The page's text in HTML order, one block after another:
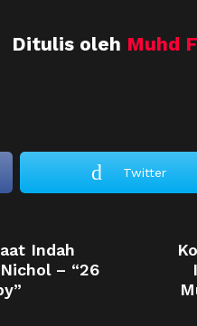
Ditulis oleh Muhd
Twitter
Indah
– “26